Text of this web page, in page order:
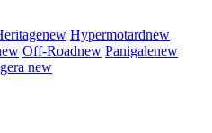
new Hypermotardnew
Off-Roadnew Panigalenew
new